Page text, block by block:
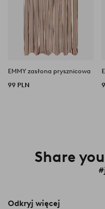
EMMY zasłona prysznicowa
99 PLN
Share
Odkryj więcej